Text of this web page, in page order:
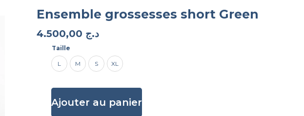
Ensemble grossesses short Green
د.ج
Taille
L M S XL
Ajouter au panier